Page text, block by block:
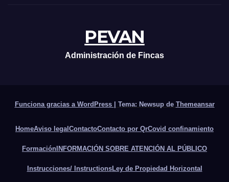
PEVAN
Administración de Fincas
Funciona gracias a WordPress | Tema: Newsup de Themeansar
HomeAviso legal ContactoContacto por QrCovid confinamiento
Formación INFORMACIÓN SOBRE ATENCIÓN AL PÚBLICO
Instrucciones/ InstructionsLey de Propiedad Horizontal